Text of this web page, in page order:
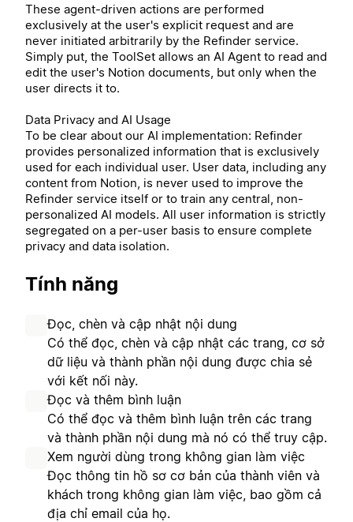
These agent-driven actions are performed
exclusively at the user's explicit request and are
never initiated arbitrarily by the Refinder service.
Simply put, the ToolSet allows an AI Agent to read and
edit the user's Notion documents, but only when the
user directs it to.
Data Privacy and AI Usage
To be clear about our AI implementation: Refinder
provides personalized information that is exclusively
used for each individual user. User data, including any
content from Notion, is never used to improve the
Refinder service itself or to train any central, non-
personalized AI models. All user information is strictly
segregated on a per-user basis to ensure complete
privacy and data isolation.
Tính năng
Đọc, chèn và cập nhật nội dung
Có thể đọc, chèn và cập nhật các trang, cơ sở
dữ liệu và thành phần nội dung được chia sẻ
với kết nối này.
Đọc và thêm bình luận
Có thể đọc và thêm bình luận trên các trang
và thành phần nội dung mà nó có thể truy cập.
Xem người dùng trong không gian làm việc
Đọc thông tin hồ sơ cơ bản của thành viên và
khách trong không gian làm việc, bao gồm cả
địa chỉ email của họ.